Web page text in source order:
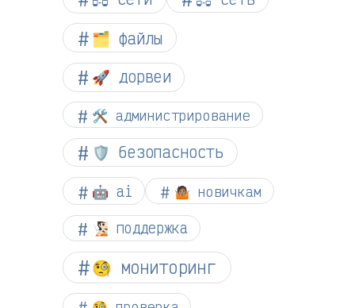
🗂️ файлы
🚀 дорвеи
🛠️ администрирование
🛡️ безопасность
🤖 ai 🤷🏽 новичкам
🧏🏻 поддержка
🧐 мониторинг